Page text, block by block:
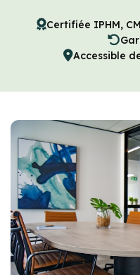
Certifiée IPHM,
Accessible